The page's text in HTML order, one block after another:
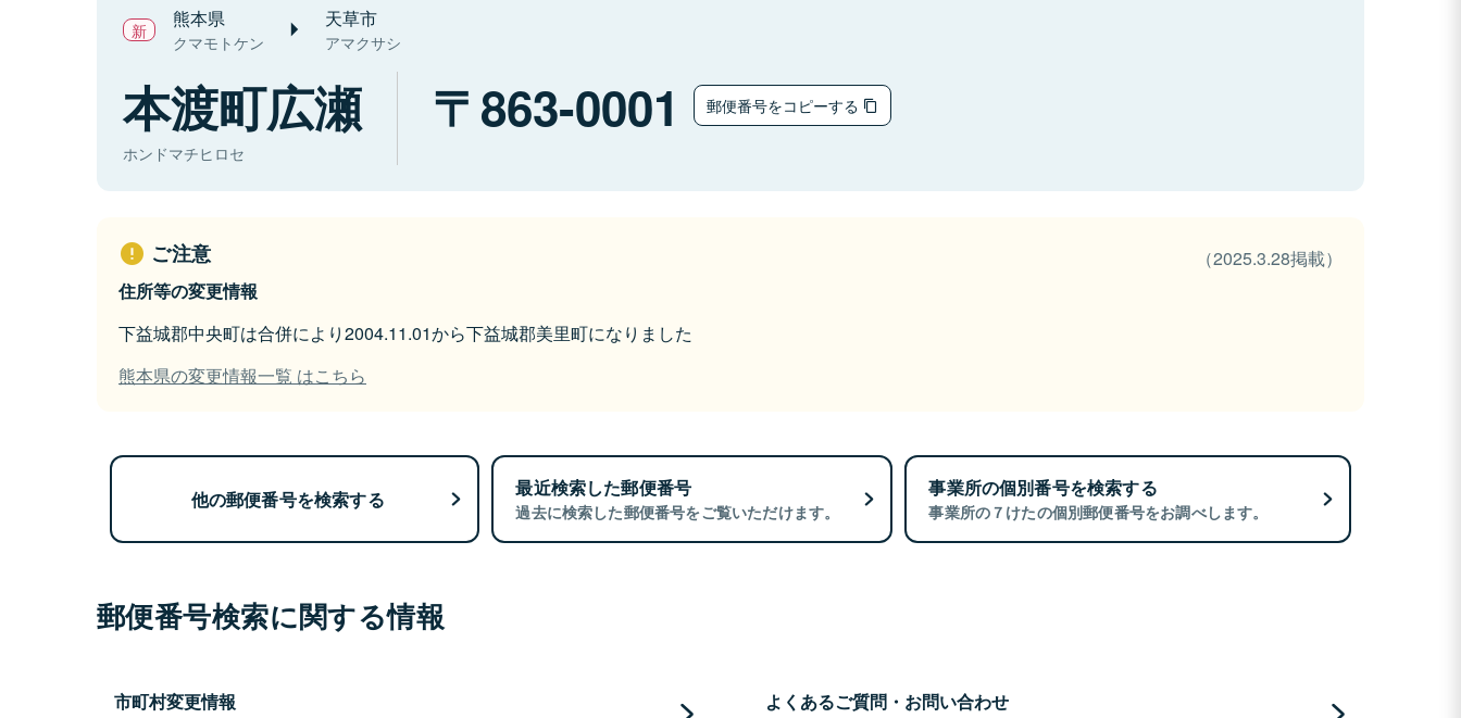
熊本県
クマモトケン
天草市
アマクサシ
本渡町広瀬
ホンドマチヒロセ
863-0001 郵便番号をコピーする
ご注意
（2025.3.28掲載）
住所等の変更情報
下益城郡中央町は合併により2004.11.01から下益城郡美里町になりました
熊本県の変更情報一覧 はこちら
他の郵便番号を検索する 最近検索した郵便番号
過去に検索した郵便番号をご覧いただけます。
事業所の個別番号を検索する
事業所の７けたの個別郵便番号をお調べします。
郵便番号検索に関する情報
市町村変更情報 よくあるご質問・お問い合わせ